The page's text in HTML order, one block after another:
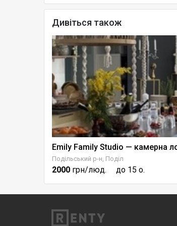
Дивіться також
Подільський р-н, Поділ
2000 грн/люд. до 15 о.